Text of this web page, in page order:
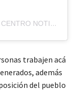
UNA PUBLICACIÓN COMPARTIDA POR CENTRO NOTICIAS VENEZUELA (@CENTRONOTICIASVZLA)
trabajen acá
además
del pueblo